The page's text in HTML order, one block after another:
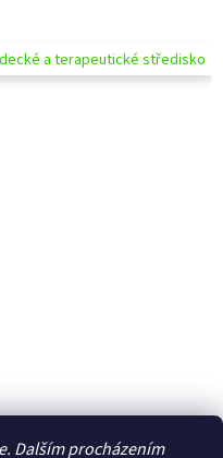
Dalším procházením
a terapeutické středisko